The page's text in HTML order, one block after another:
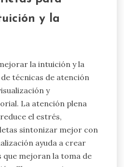
experimentan un aumento
bajo presión.
únicas pueden